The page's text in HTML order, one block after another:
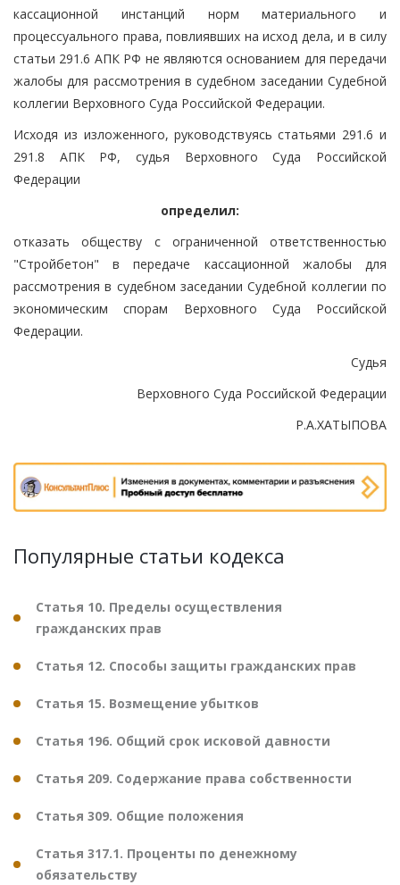
кассационной инстанций норм материального и
процессуального права, повлиявших на исход дела, и в силу
статьи 291.6 АПК РФ не являются основанием для передачи
жалобы для рассмотрения в судебном заседании Судебной
коллегии Верховного Суда Российской Федерации.
Исходя из изложенного, руководствуясь статьями 291.6 и
291.8 АПК РФ, судья Верховного Суда Российской
Федерации
определил:
отказать обществу с ограниченной ответственностью
"Стройбетон" в передаче кассационной жалобы для
рассмотрения в судебном заседании Судебной коллегии по
экономическим спорам Верховного Суда Российской
Федерации.
Судья
Верховного Суда Российской Федерации
Р.А.ХАТЫПОВА
Популярные статьи кодекса
Статья 10. Пределы осуществления
гражданских прав
Статья 12. Способы защиты гражданских прав
Статья 15. Возмещение убытков
Статья 196. Общий срок исковой давности
Статья 209. Содержание права собственности
Статья 309. Общие положения
Статья 317.1. Проценты по денежному
обязательству